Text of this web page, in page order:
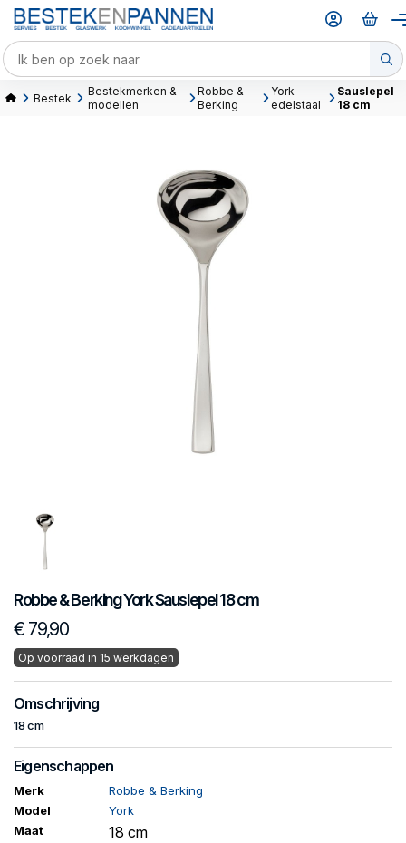
Bestek
Bestekmerken &
modellen
Robbe &
Berking
York
edelstaal
Sauslepel
18 cm
Robbe & BerkingYorkSauslepel 18 cm
€ 79,90
Op voorraad in 15 werkdagen
Omschrijving
18 cm
Eigenschappen
Merk
Robbe & Berking
Model
York
Maat
18 cm